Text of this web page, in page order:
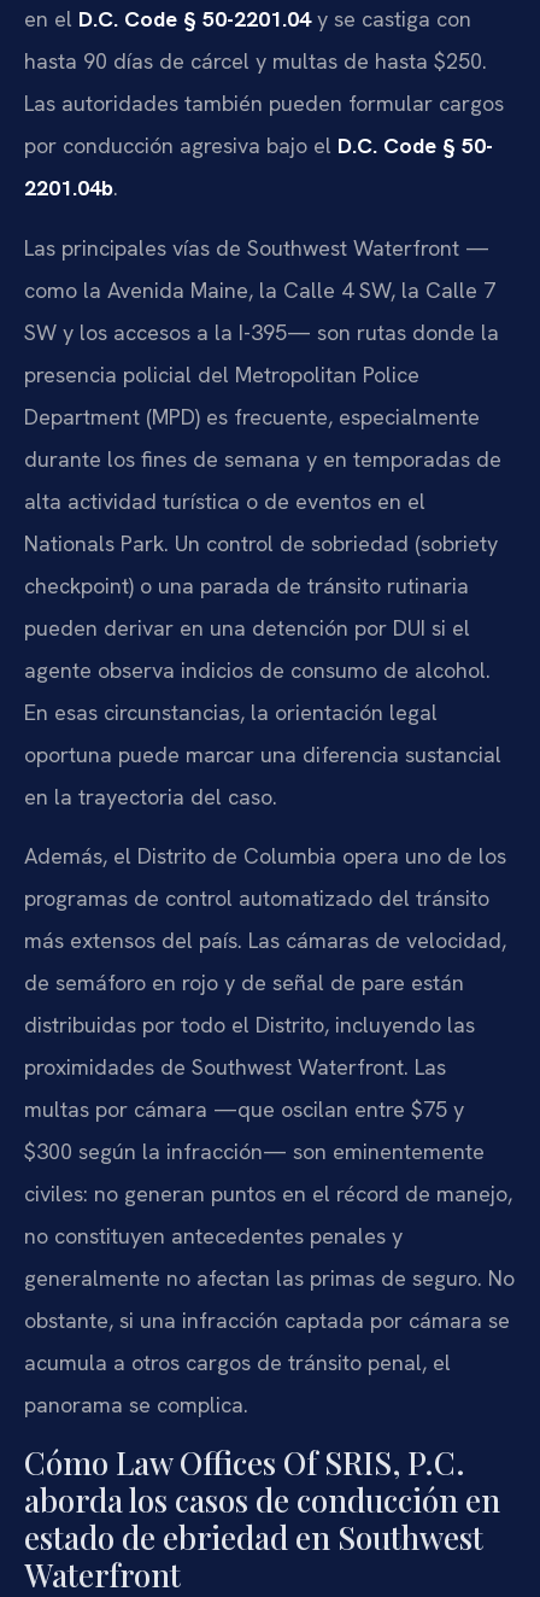
en el D.C. Code § 50-2201.04y se castiga con
hasta 90 días de cárcel y multas de hasta $250.
Las autoridades también pueden formular cargos
por conducción agresiva bajo el D.C. Code § 50-
2201.04b.
Las principales vías de Southwest Waterfront —
como la Avenida Maine, la Calle 4 SW, la Calle 7
SW y los accesos a la I-395— son rutas donde la
presencia policial del Metropolitan Police
Department (MPD) es frecuente, especialmente
durante los fines de semana y en temporadas de
alta actividad turística o de eventos en el
Nationals Park. Un control de sobriedad (sobriety
checkpoint) o una parada de tránsito rutinaria
pueden derivar en una detención por DUI si el
agente observa indicios de consumo de alcohol.
En esas circunstancias, la orientación legal
oportuna puede marcar una diferencia sustancial
en la trayectoria del caso.
Además, el Distrito de Columbia opera uno de los
programas de control automatizado del tránsito
más extensos del país. Las cámaras de velocidad,
de semáforo en rojo y de señal de pare están
distribuidas por todo el Distrito, incluyendo las
proximidades de Southwest Waterfront. Las
multas por cámara —que oscilan entre $75 y
$300 según la infracción— son eminentemente
civiles: no generan puntos en el récord de manejo,
no constituyen antecedentes penales y
generalmente no afectan las primas de seguro. No
obstante, si una infracción captada por cámara se
acumula a otros cargos de tránsito penal, el
panorama se complica.
Cómo Law Offices Of SRIS, P.C.
aborda los casos de conducción en
estado de ebriedad en Southwest
Waterfront